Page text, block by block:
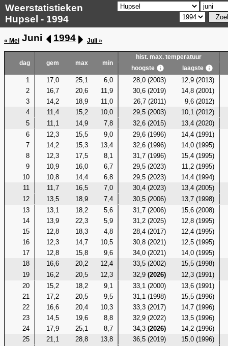
Weerstatistieken
Hupsel - 1994
« Mei Juni 1994 Juli »
dag gem max min
hist. max. temperatuur
hoogste
laagste
1 17,0 25,1 6,0 28,0 (2003)
12,9 (2013)
2
16,7 20,6 11,9 30,6 (2019)
14,8 (2001)
3
14,2 18,9 11,0 26,7 (2011)
9,6 (2012)
4
11,4 15,2 10,0 29,5 (2003)
10,1 (2012)
5
11,1 14,9 7,8 32,6 (2015)
13,4 (2020)
6
12,3 15,5 9,0 29,6 (1996)
14,4 (1991)
7
14,2 15,3 13,4 32,6 (1996)
14,0 (1995)
8
12,3 17,5 8,1 31,7 (1996)
15,4 (1995)
9
10,9 16,0 6,7 29,5 (2023)
11,2 (1995)
10
10,8 14,4 6,8 29,5 (2023)
14,4 (1994)
11
11,7 16,5 7,0 30,4 (2023)
13,4 (2005)
12
13,5 18,9 7,4 30,5 (2006)
13,7 (1998)
13
13,1 18,2 5,6 31,7 (2006)
15,6 (2008)
14
13,9 22,3 5,9 31,2 (2025)
12,8 (1995)
15
12,8 18,3 4,8 28,4 (2017)
12,4 (1995)
16
12,3 14,7 10,5 30,8 (2021)
12,5 (1995)
17
12,8 15,8 9,6 34,0 (2021)
14,0 (1995)
18
16,6 20,2 12,4 33,5 (2002)
15,5 (1998)
19
16,2 20,5 12,3 32,9(2026)
12,3 (1991)
20
15,2 18,2 9,1 33,1 (2000)
13,6 (1991)
21
17,2 20,5 9,5 31,1 (1998)
15,5 (1996)
22
16,6 20,4 10,3 33,3 (2017)
14,7 (1996)
23
14,5 19,6 8,8 32,9 (2022)
13,5 (1996)
24
17,9 25,1 8,7 34,3(2026)
14,2 (1996)
25
21,1 28,8 13,8 36,5 (2019)
15,0 (1996)